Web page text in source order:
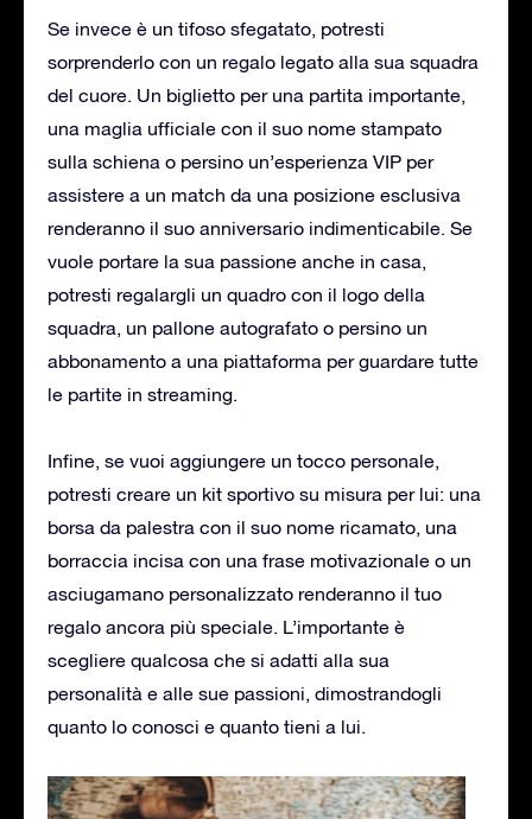
Se invece è un tifoso sfegatato, potresti
sorprenderlo con un regalo legato alla sua squadra
del cuore. Un biglietto per una partita importante,
una maglia ufficiale con il suo nome stampato
sulla schiena o persino un’esperienza VIP per
assistere a un match da una posizione esclusiva
renderanno il suo anniversario indimenticabile. Se
vuole portare la sua passione anche in casa,
potresti regalargli un quadro con il logo della
squadra, un pallone autografato o persino un
abbonamento a una piattaforma per guardare tutte
le partite in streaming.
Infine, se vuoi aggiungere un tocco personale,
potresti creare un kit sportivo su misura per lui: una
borsa da palestra con il suo nome ricamato, una
borraccia incisa con una frase motivazionale o un
asciugamano personalizzato renderanno il tuo
regalo ancora più speciale. L’importante è
scegliere qualcosa che si adatti alla sua
personalità e alle sue passioni, dimostrandogli
quanto lo conosci e quanto tieni a lui.